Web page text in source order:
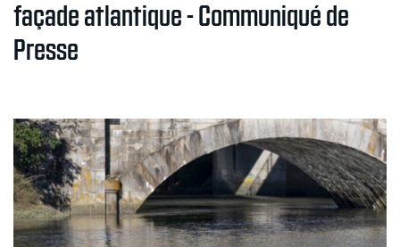
façade atlantique - Communiqué de
Presse